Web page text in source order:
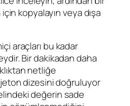
kopyalayın veya dışa
araçları bu kadar
Bir dakikadan daha
netliğe
dizesini doğruluyor
değerin sade